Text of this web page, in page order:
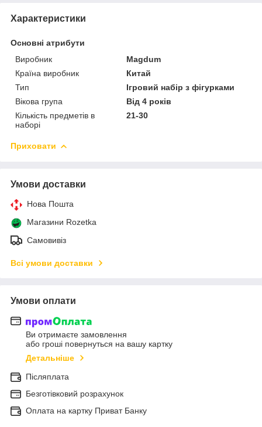
Характеристики
Основні атрибути
Виробник
Magdum
Країна виробник
Китай
Тип
Ігровий набір з фігурками
Вікова група
Від 4 років
Кількість предметів в
наборі
21-30
Приховати
Умови доставки
Нова Пошта
Магазини Rozetka
Самовивіз
Всі умови доставки
Умови оплати
Ви отримаєте замовлення
або гроші повернуться на вашу картку
Детальніше
Післяплата
Безготівковий розрахунок
Оплата на картку Приват Банку